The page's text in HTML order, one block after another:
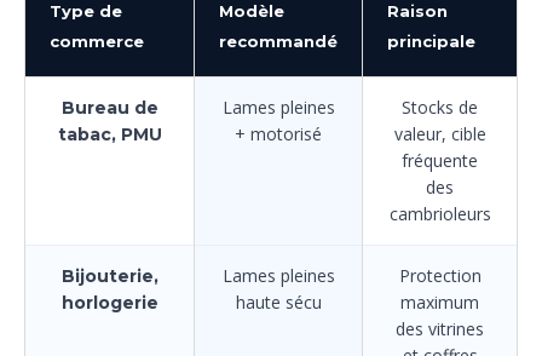
Type de
commerce
Modèle
recommandé
Raison
principale
Bureau de
tabac, PMU
Lames pleines
+ motorisé
Stocks de
valeur, cible
fréquente
des
cambrioleurs
Bijouterie,
horlogerie
Lames pleines
haute sécu
Protection
maximum
des vitrines